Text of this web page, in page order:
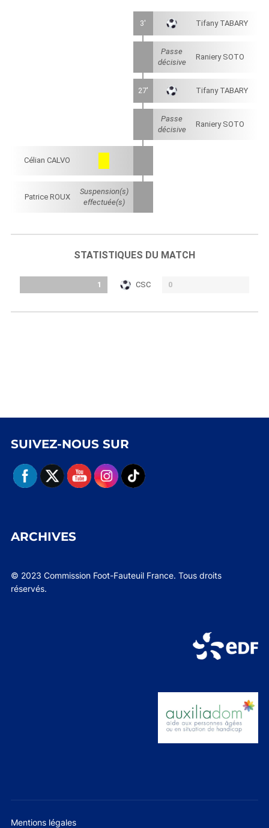
3' Tifany TABARY
Passe
décisive
Raniery SOTO
27' Tifany TABARY
Passe
décisive
Raniery SOTO
Célian CALVO
Patrice ROUX
Suspension(s)
effectuée(s)
STATISTIQUES DU MATCH
1 CSC 0
SUIVEZ-NOUS SUR
ARCHIVES
© 2023 Commission Foot-Fauteuil France. Tous droits
réservés.
Mentions légales